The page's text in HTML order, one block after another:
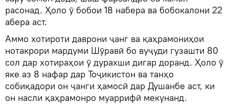
расонад. Ҳоло ӯ бобои 18 набера ва бобокалони 22
абера аст.
Аммо хотироти даврони ҷанг ва қаҳрамониҳои
нотакрори мардуми Шӯравӣ бо вуҷуди гузашти 80
сол дар хотираҳои ӯ дурахши дигар доранд. Ҳоло ӯ
яке аз 8 нафар дар Тоҷикистон ва танҳо
собиқадори он ҷанги ҳамосӣ дар Душанбе аст, ки
он насли қаҳрамонро муаррифӣ мекунанд.